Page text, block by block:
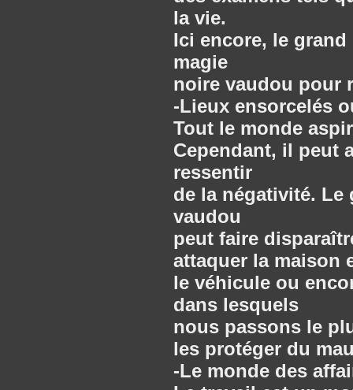
la vie.
Ici encore, le
magie
noire vaudou pour
-Lieux ensorcelés
Tout le monde
Cependant, il peut
ressentir
de la négativité. Le
vaudou
peut faire
attaquer la maison
le véhicule ou
dans lesquels
nous passons le
les protéger du
-Le monde des